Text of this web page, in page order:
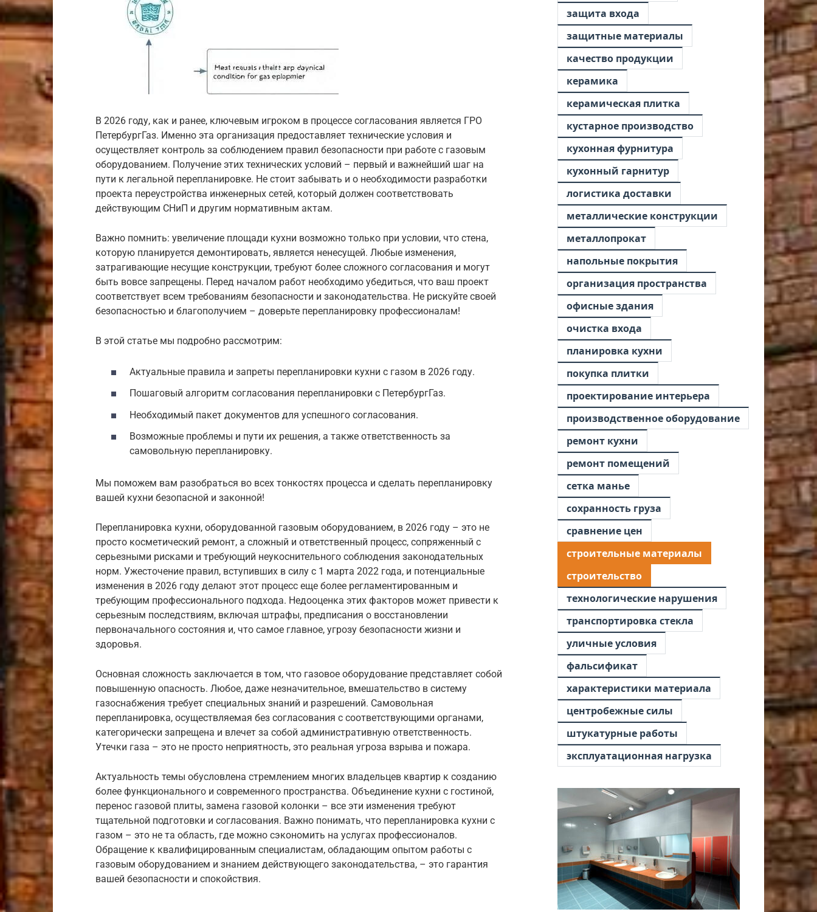
В 2026 году, как и ранее, ключевым игроком в процессе согласования является ГРО
ПетербургГаз. Именно эта организация предоставляет технические условия и
осуществляет контроль за соблюдением правил безопасности при работе с газовым
оборудованием. Получение этих технических условий – первый и важнейший шаг на
пути к легальной перепланировке. Не стоит забывать и о необходимости разработки
проекта переустройства инженерных сетей, который должен соответствовать
действующим СНиП и другим нормативным актам.
Важно помнить: увеличение площади кухни возможно только при условии, что стена,
которую планируется демонтировать, является ненесущей. Любые изменения,
затрагивающие несущие конструкции, требуют более сложного согласования и могут
быть вовсе запрещены. Перед началом работ необходимо убедиться, что ваш проект
соответствует всем требованиям безопасности и законодательства. Не рискуйте своей
безопасностью и благополучием – доверьте перепланировку профессионалам!
В этой статье мы подробно рассмотрим:
Актуальные правила и запреты перепланировки кухни с газом в 2026 году.
Пошаговый алгоритм согласования перепланировки с ПетербургГаз.
Необходимый пакет документов для успешного согласования.
Возможные проблемы и пути их решения, а также ответственность за
самовольную перепланировку.
Мы поможем вам разобраться во всех тонкостях процесса и сделать перепланировку
вашей кухни безопасной и законной!
Перепланировка кухни, оборудованной газовым оборудованием, в 2026 году – это не
просто косметический ремонт, а сложный и ответственный процесс, сопряженный с
серьезными рисками и требующий неукоснительного соблюдения законодательных
норм. Ужесточение правил, вступивших в силу с 1 марта 2022 года, и потенциальные
изменения в 2026 году делают этот процесс еще более регламентированным и
требующим профессионального подхода. Недооценка этих факторов может привести к
серьезным последствиям, включая штрафы, предписания о восстановлении
первоначального состояния и, что самое главное, угрозу безопасности жизни и
здоровья.
Основная сложность заключается в том, что газовое оборудование представляет собой
повышенную опасность. Любое, даже незначительное, вмешательство в систему
газоснабжения требует специальных знаний и разрешений. Самовольная
перепланировка, осуществляемая без согласования с соответствующими органами,
категорически запрещена и влечет за собой административную ответственность.
Утечки газа – это не просто неприятность, это реальная угроза взрыва и пожара.
Актуальность темы обусловлена стремлением многих владельцев квартир к созданию
более функционального и современного пространства. Объединение кухни с гостиной,
перенос газовой плиты, замена газовой колонки – все эти изменения требуют
тщательной подготовки и согласования. Важно понимать, что перепланировка кухни с
газом – это не та область, где можно сэкономить на услугах профессионалов.
Обращение к квалифицированным специалистам, обладающим опытом работы с
газовым оборудованием и знанием действующего законодательства, – это гарантия
вашей безопасности и спокойствия.
защита входа
защитные материалы
качество продукции
керамика
керамическая плитка
кустарное производство
кухонная фурнитура
кухонный гарнитур
логистика доставки
металлические конструкции
металлопрокат
напольные покрытия
организация пространства
офисные здания
очистка входа
планировка кухни
покупка плитки
проектирование интерьера
производственное оборудование
ремонт кухни
ремонт помещений
сетка манье
сохранность груза
сравнение цен
строительные материалы
строительство
технологические нарушения
транспортировка стекла
уличные условия
фальсификат
характеристики материала
центробежные силы
штукатурные работы
эксплуатационная нагрузка